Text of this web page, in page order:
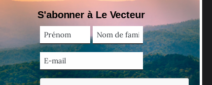
S'abonner à Le Vecteur
Prénom
(Nécessaire)
Nom
de
(Nécessaire)